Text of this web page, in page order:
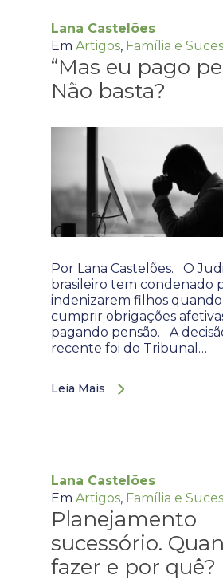
Lana Castelões
Em Artigos, Família e
“Mas eu pago
Não basta?
Por Lana Castelões. O
brasileiro tem condenado
indenizarem filhos
cumprir obrigações
pagando pensão. A
recente foi do Tribunal…
Leia Mais
Lana Castelões
Em Artigos, Família e
Planejamento
sucessório.
fazer e por quê?